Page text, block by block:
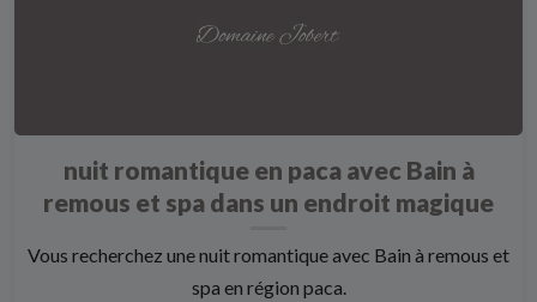
nuit romantique en paca avec Bain à
remous et spa dans un endroit magique
Vous recherchez une nuit romantique avec Bain à remous et
spa en région paca.